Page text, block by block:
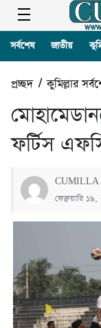
সর্বশেষ জাতীয়
প্রচ্ছদ/কুমিল্লার
ফর্টিস
CUMILLA
ফেব্রুয়ারি